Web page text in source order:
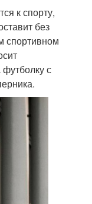
к спорту,
без
спортивном
футболку с